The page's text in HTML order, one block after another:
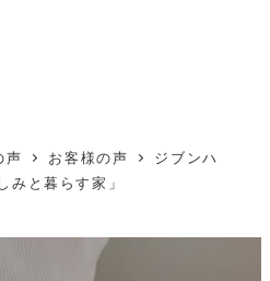
声 お客様の声
ジブンハ
みと暮らす家」